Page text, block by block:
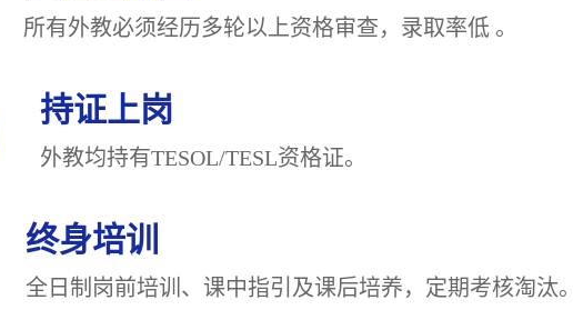
所有外教必须经历多轮以上资格审查，录取率低 。
持证上岗
外教均持有TESOL/TESL资格证。
终身培训
全日制岗前培训、课中指引及课后培养，定期考核淘汰。